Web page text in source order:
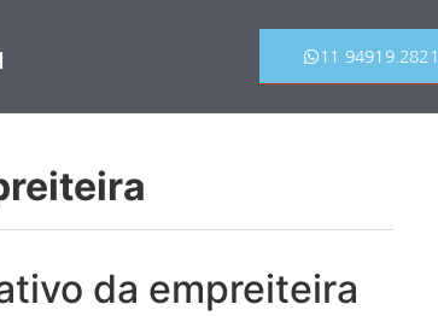
11 94919.2821
da empreiteira